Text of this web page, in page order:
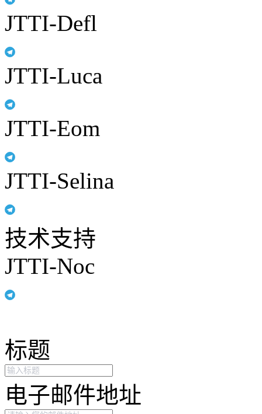
JTTI-Defl
JTTI-Luca
JTTI-Eom
JTTI-Selina
技术支持
JTTI-Noc
标题
电子邮件地址